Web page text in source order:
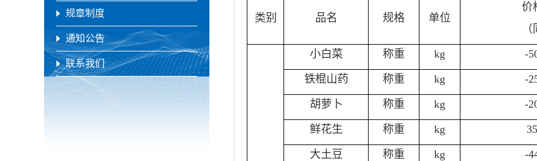
规章制度
通知公告
联系我们
类别 品名 规格 单位
价
小白菜 称重 kg -
铁棍山药 称重 kg -
胡萝卜 称重 kg -
鲜花生 称重 kg
大土豆 称重 kg -